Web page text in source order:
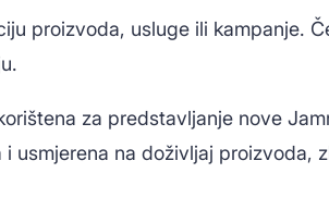
proizvoda, usluge ili kampanje.
za predstavljanje nove
usmjerena na doživljaj proizvoda,